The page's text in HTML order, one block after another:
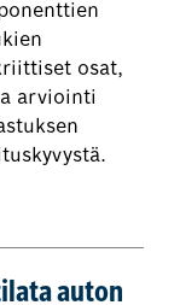
osat,
arviointi
auton